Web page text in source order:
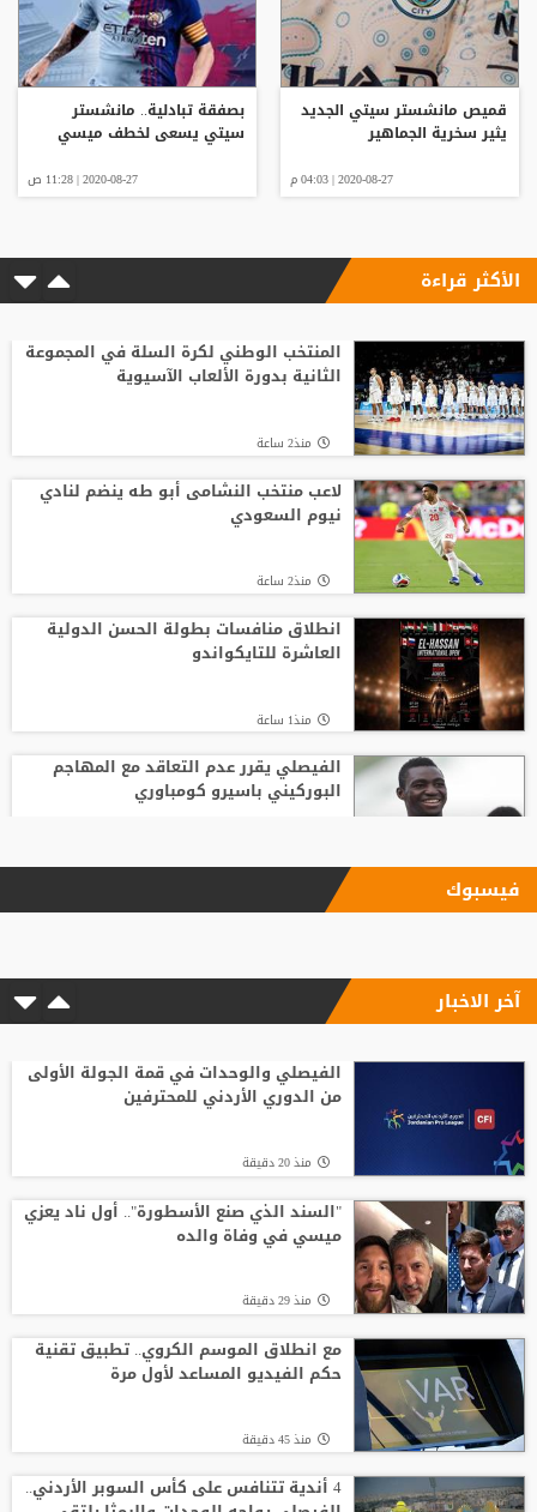
قميص مانشستر سيتي الجديد
يثير سخرية الجماهير
2020-08-27 | 04:03 م
بصفقة تبادلية.. مانشستر
سيتي يسعى لخطف ميسي
2020-08-27 | 11:28 ص
الأكثر قراءة
المنتخب الوطني لكرة السلة في المجموعة
الثانية بدورة الألعاب الآسيوية
منذ2 ساعة
لاعب منتخب النشامى أبو طه ينضم لنادي
نيوم السعودي
منذ2 ساعة
انطلاق منافسات بطولة الحسن الدولية
العاشرة للتايكواندو
منذ1 ساعة
الفيصلي يقرر عدم التعاقد مع المهاجم
البوركيني باسيرو كومباوري
"اليويفا" يؤكد دفع مستحقات نهاية الخدمة
مأساة وفاة لاعب شاب
الاتحاد يواصل صدارة الدوري النسوي تحت 14
وفاة والد ليونيل ميسي عن 68 عاما
فيسبوك
آخر الاخبار
الفيصلي والوحدات في قمة الجولة الأولى
من الدوري الأردني للمحترفين
منذ 20 دقيقة
"السند الذي صنع الأسطورة".. أول ناد يعزي
ميسي في وفاة والده
منذ 29 دقيقة
مع انطلاق الموسم الكروي.. تطبيق تقنية
حكم الفيديو المساعد لأول مرة
منذ 45 دقيقة
4 أندية تتنافس على كأس السوبر الأردني..